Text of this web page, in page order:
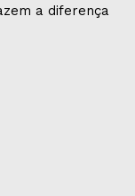
a diferença